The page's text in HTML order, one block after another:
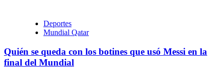
Deportes
Mundial Qatar
Quién se queda con los botines que usó Messi en la
final del Mundial